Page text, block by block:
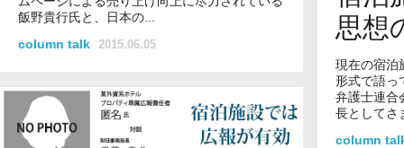
飯野貴行氏と、日本の...
column talk 2015.06.05
思想
現在の宿泊
形式で語っ
弁護士連
長としてさ
column